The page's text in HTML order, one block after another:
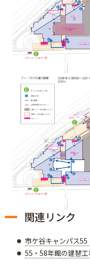
関連リンク
市ケ谷キャンパス
55・58年館の建替